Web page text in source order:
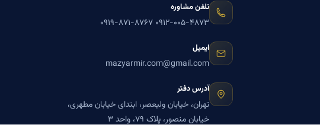
تلفن مشاوره
۰۹۱۲-۰۰۵-۴۸۷۳ ۰۹۱۹-۸۷۱-۸۷۶۷
ایمیل
mazyarmir.com@gmail.com
آدرس دفتر
تهران، خیابان ولیعصر، ابتدای خیابان مطهری،
خیابان منصور، پلاک ۷۹، واحد ۳